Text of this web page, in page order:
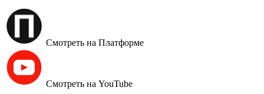
Смотреть на Платформе
Смотреть на YouTube